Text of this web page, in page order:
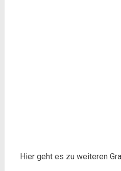
Hier geht es zu weiteren